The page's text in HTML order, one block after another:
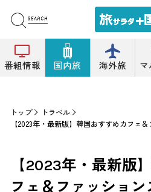
番組情報 国内旅 海外旅 マ
トップ
トラベル
【2023年・最新版】韓国おすすめカフェ
【2023年・最新版
フェ＆ファッショ